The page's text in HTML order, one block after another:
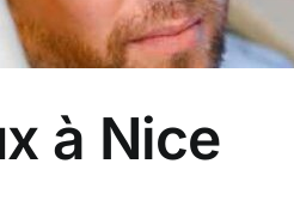
à Nice